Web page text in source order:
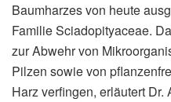
Baumharzes von heute
Familie Sciadopityaceae.
zur Abwehr von
Pilzen sowie von
Harz verfingen, erläutert Dr.